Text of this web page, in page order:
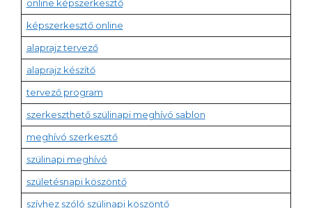
online képszerkesztő
képszerkesztő online
alaprajz tervező
alaprajz készítő
tervező program
szerkeszthető szülinapi meghívó sablon
meghívó szerkesztő
szülinapi meghívó
születésnapi köszöntő
szívhez szóló szülinapi köszöntő